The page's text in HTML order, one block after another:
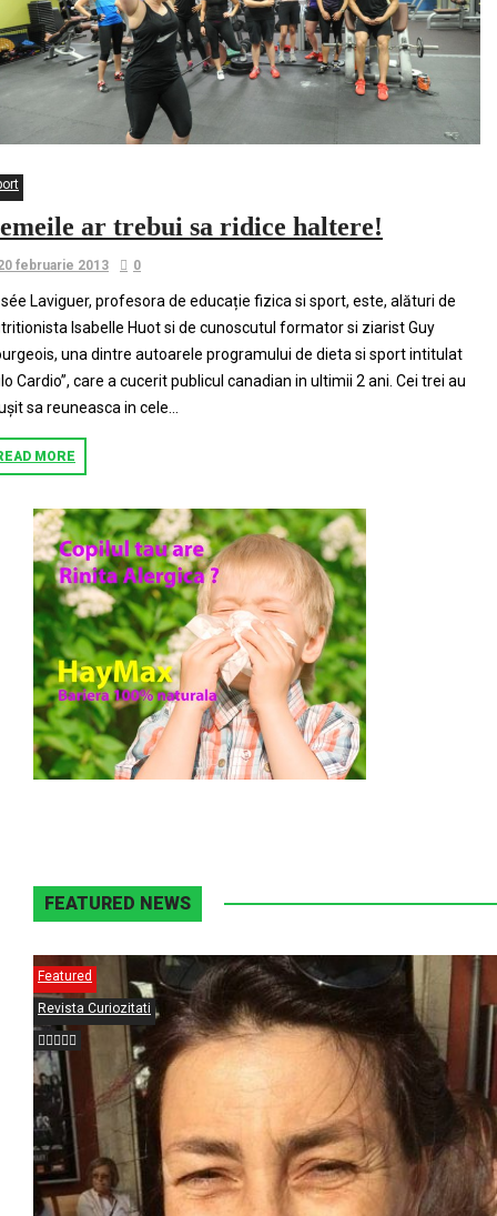
ar trebui sa ridice haltere!
februarie 2013 0
Laviguer, profesora de educație fizica si sport, este, alături de
Isabelle Huot si de cunoscutul formator si ziarist Guy
una dintre autoarele programului de dieta si sport intitulat
Cardio”, care a cucerit publicul canadian in ultimii 2 ani. Cei trei au
sa reuneasca in cele...
MORE
FEATURED NEWS
Featured
Revista Curiozitati